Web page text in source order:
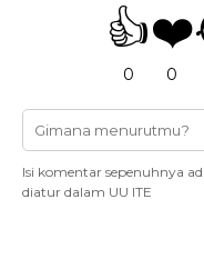
👍
0
❤️
0
Isi komentar sepenuhnya
diatur dalam UU ITE